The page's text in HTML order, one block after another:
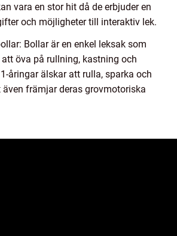
vara en stor hit då de erbjuder en
och möjligheter till interaktiv lek.
Bollar är en enkel leksak som
öva på rullning, kastning och
åringar älskar att rulla, sparka och
även främjar deras grovmotoriska